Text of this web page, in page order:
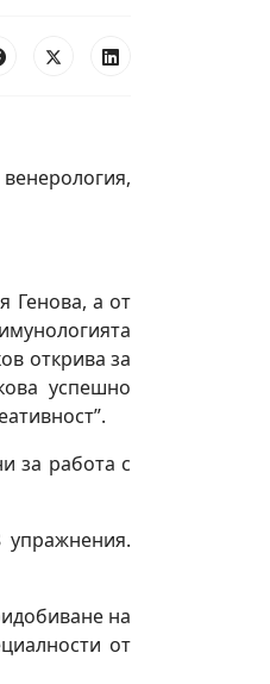
Генова, а от
открива за
успешно
за работа с
на
от